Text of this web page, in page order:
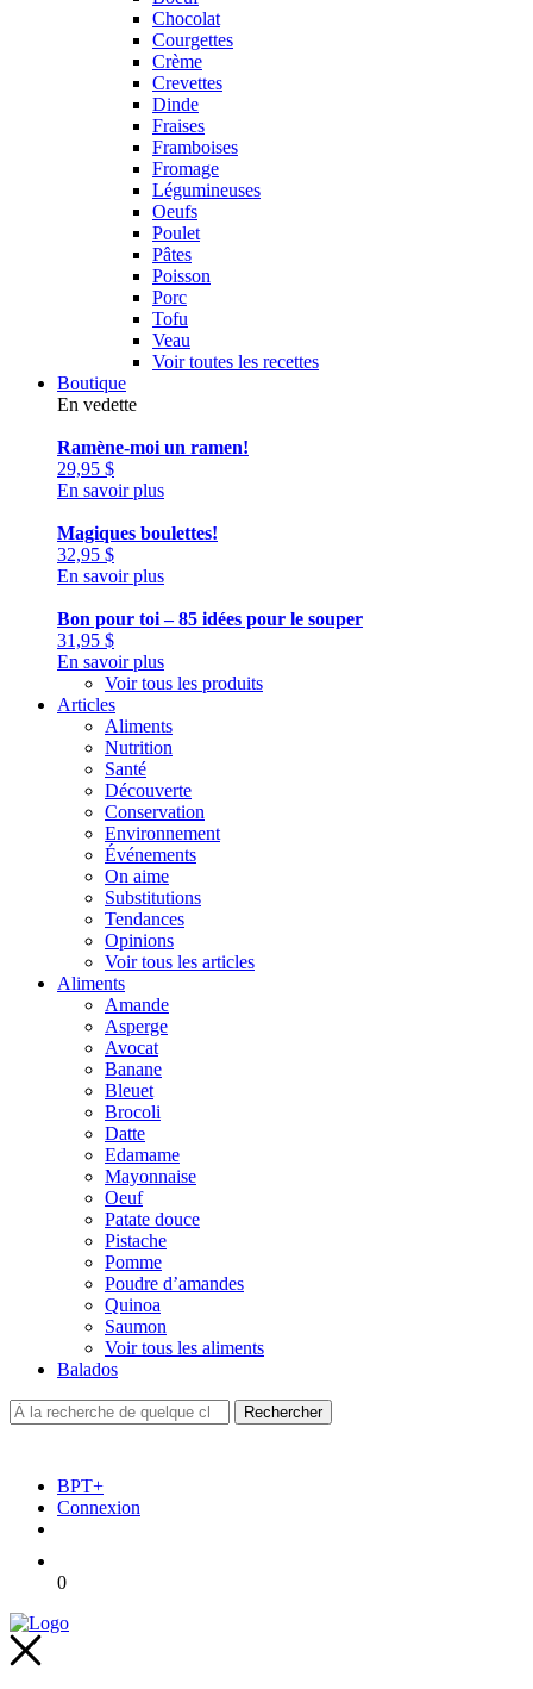
Chocolat
Courgettes
Crème
Crevettes
Dinde
Fraises
Framboises
Fromage
Légumineuses
Oeufs
Poulet
Pâtes
Poisson
Porc
Tofu
Veau
Voir toutes les recettes
Boutique
En vedette
Ramène-moi un ramen!
29,95 $
En savoir plus
Magiques boulettes!
32,95 $
En savoir plus
Bon pour toi – 85 idées pour le souper
31,95 $
En savoir plus
Voir tous les produits
Articles
Aliments
Nutrition
Santé
Découverte
Conservation
Environnement
Événements
On aime
Substitutions
Tendances
Opinions
Voir tous les articles
Aliments
Amande
Asperge
Avocat
Banane
Bleuet
Brocoli
Datte
Edamame
Mayonnaise
Oeuf
Patate douce
Pistache
Pomme
Poudre d’amandes
Quinoa
Saumon
Voir tous les aliments
Balados
BPT+
Connexion
0